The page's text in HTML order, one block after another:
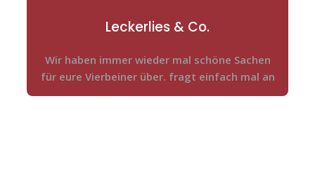
Leckerlies & Co.
Wir haben immer wieder mal schöne Sachen
für eure Vierbeiner über. fragt einfach mal an